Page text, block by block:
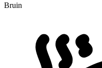
Bruin